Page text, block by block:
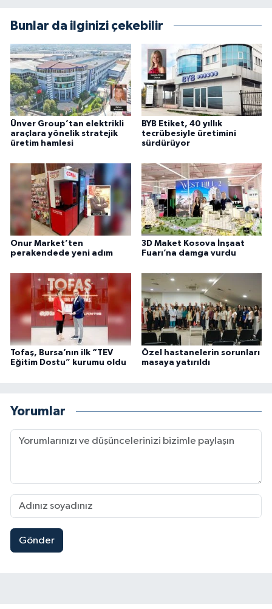
Bunlar da ilginizi çekebilir
Ünver Group’tan elektrikli
araçlara yönelik stratejik
üretim hamlesi
BYB Etiket, 40 yıllık
tecrübesiyle üretimini
sürdürüyor
Onur Market’ten
perakendede yeni adım
3D Maket Kosova İnşaat
Fuarı’na damga vurdu
Tofaş, Bursa’nın ilk “TEV
Eğitim Dostu” kurumu oldu
Özel hastanelerin sorunları
masaya yatırıldı
Yorumlar
Gönder